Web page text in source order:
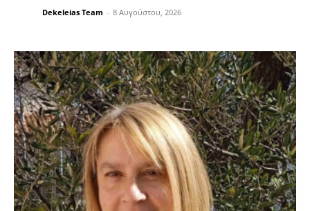
Dekeleias Team - 8 Αυγούστου, 2026